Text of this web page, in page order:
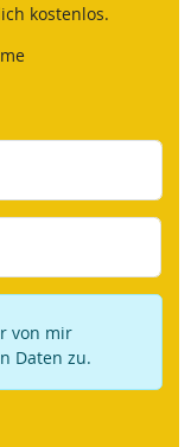
kostenlos.
von mir
Daten zu.